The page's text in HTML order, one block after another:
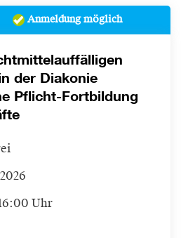
Anmeldung möglich
der Diakonie
Pflicht-Fortbildung
Uhr